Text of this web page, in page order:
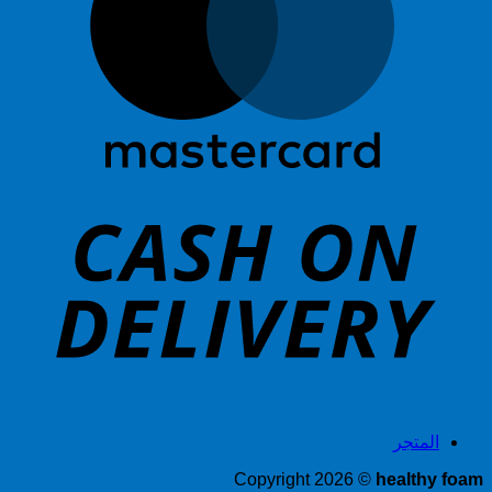
المتجر
Copyright 2026 © healthy foam